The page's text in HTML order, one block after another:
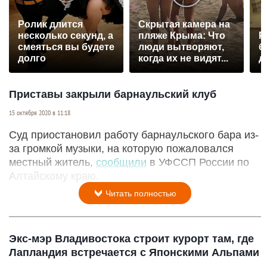
Ролик длится
несколько секунд, а
смеяться вы будете
долго
Скрытая камера на
пляже Крыма: Что
люди вытворяют,
когда их не видят...
Приставы закрыли барнаульский клуб
15 октября 2020 в 11:18
Суд приостановил работу барнаульского бара из-
за громкой музыки, на которую пожаловался
местный житель, сообщили в УФССП России по
Алтайскому краю.
Читать полностью
Экс-мэр Владивостока строит курорт там, где
Лапландия встречается с Японскими Альпами